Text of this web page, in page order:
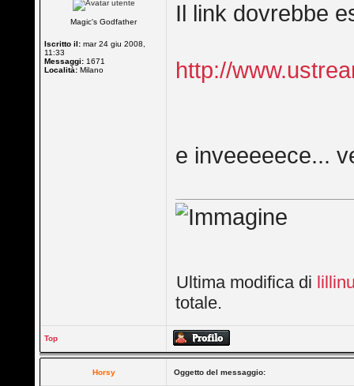
Magic's Godfather
Iscritto il: mar 24 giu 2008,
11:33
Messaggi: 1671
Località: Milano
Il link dovrebbe
http://
e inveeeeece...
Ultima modifica di
totale.
Top
Horsy Oggetto del messaggio: